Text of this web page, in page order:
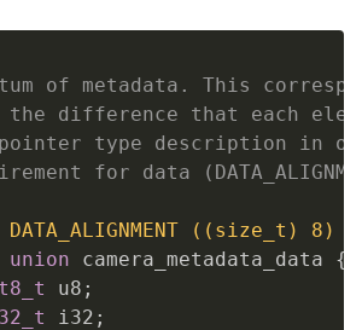
of metadata. This
difference that each
type description in
for data
DATA_ALIGNMENT ((size_t) 8)
union camera_metadata_data {
u8 ;
i32 ;